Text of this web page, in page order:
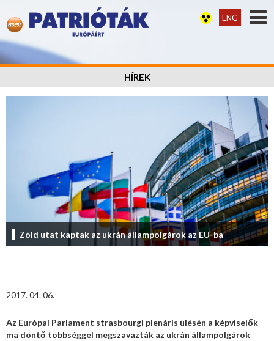
ENG
HÍREK
Zöld utat kaptak az ukrán állampolgárok az EU-ba
2017. 04. 06.
Az Európai Parlament strasbourgi plenáris ülésén a képviselők
ma döntő többséggel megszavazták az ukrán állampolgárok